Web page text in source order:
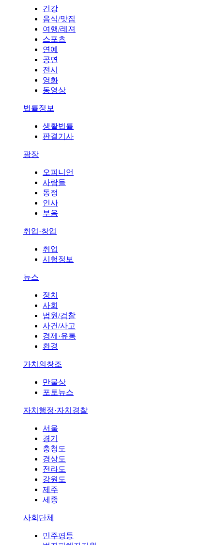
건강
음식/맛집
여행/레져
스포츠
연예
공연
전시
영화
동영상
법률정보
생활법률
판결기사
광장
오피니언
사람들
동정
인사
부음
취업·창업
취업
시험정보
뉴스
정치
사회
법원/검찰
사건/사고
경제·유통
환경
가치의창조
만물상
포토뉴스
자치행정·자치경찰
서울
경기
충청도
경상도
전라도
강원도
제주
세종
사회단체
민주평등